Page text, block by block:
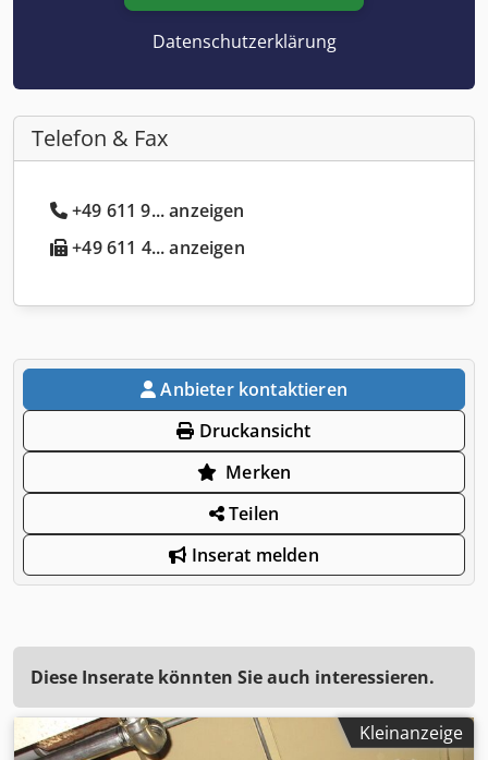
Datenschutzerklärung
Telefon & Fax
+49 611 9... anzeigen
+49 611 4... anzeigen
Anbieter kontaktieren
Druckansicht
Merken
Teilen
Inserat melden
Diese Inserate könnten Sie auch interessieren.
Kleinanzeige